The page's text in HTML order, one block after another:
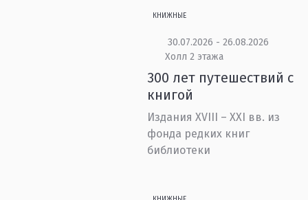
КНИЖНЫЕ
30.07.2026 - 26.08.2026
Холл 2 этажа
300 лет путешествий с
книгой
Издания XVIII – XXI вв. из
фонда редких книг
библиотеки